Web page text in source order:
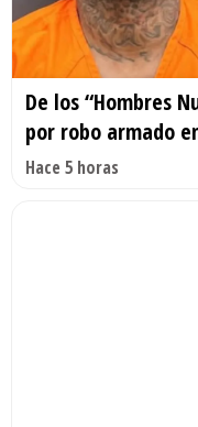
De los “Hombres
por robo armado
Hace 5 horas